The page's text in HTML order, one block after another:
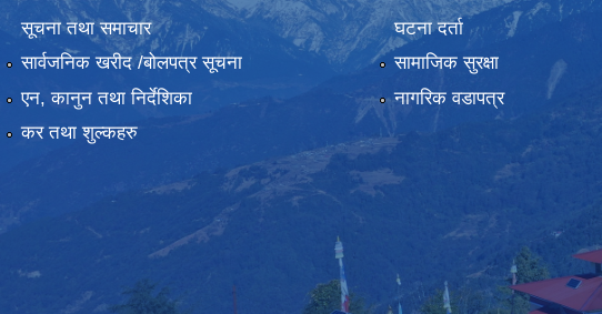
सूचना तथा समाचार
सार्वजनिक खरीद /बोलपत्र सूचना
एन, कानुन तथा निर्देशिका
कर तथा शुल्कहरु
घटना दर्ता
सामाजिक सुरक्षा
नागरिक वडापत्र